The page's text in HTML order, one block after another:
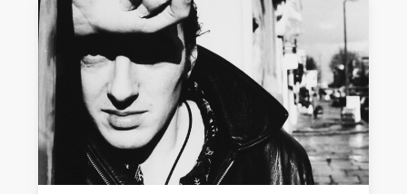
INTERJÚK
PREMIEREK
KULT
MÁSVILÁG
BLOG